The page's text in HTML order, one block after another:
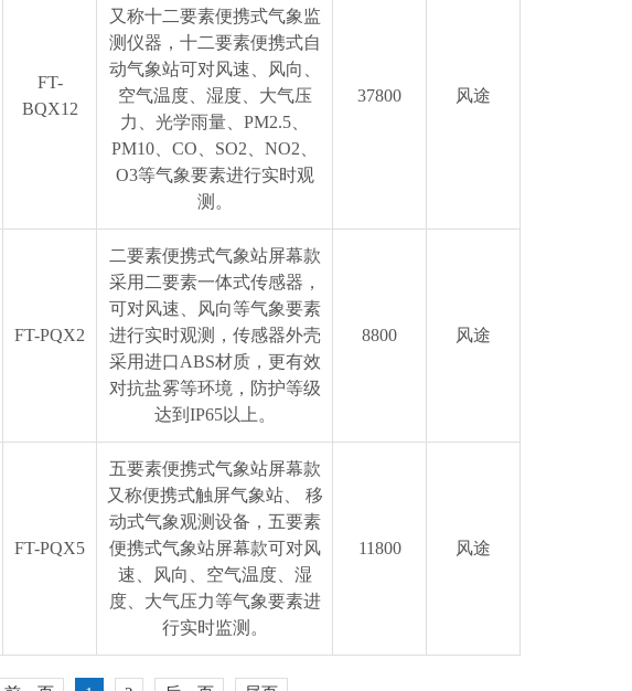
FT-
BQX12
又称十二要素便携式气象监
测仪器，十二要素便携式自
动气象站可对风速、风向、
空气温度、湿度、大气压
力、光学雨量、PM2.5、
PM10、CO、SO2、NO2、
O3等气象要素进行实时观
测。
37800 风途
FT-PQX2
二要素便携式气象站屏幕款
采用二要素一体式传感器，
可对风速、风向等气象要素
进行实时观测，传感器外壳
采用进口ABS材质，更有效
对抗盐雾等环境，防护等级
达到IP65以上。
8800 风途
FT-PQX5
五要素便携式气象站屏幕款
又称便携式触屏气象站、 移
动式气象观测设备，五要素
便携式气象站屏幕款可对风
速、风向、空气温度、湿
度、大气压力等气象要素进
行实时监测。
11800 风途